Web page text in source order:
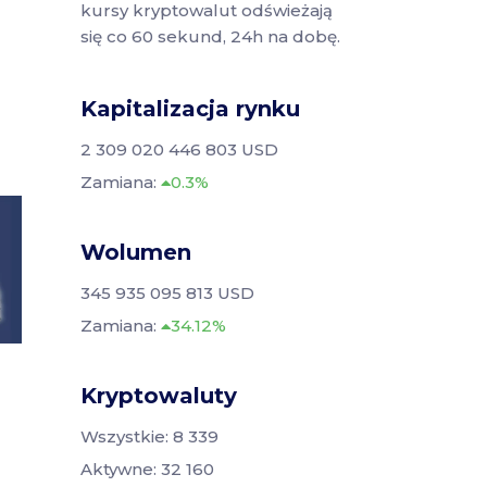
kursy kryptowalut odświeżają
się co 60 sekund, 24h na dobę.
Kapitalizacja rynku
2 309 020 446 803 USD
Zamiana:
0.3%
Wolumen
345 935 095 813 USD
Zamiana:
34.12%
Kryptowaluty
Wszystkie: 8 339
Aktywne: 32 160